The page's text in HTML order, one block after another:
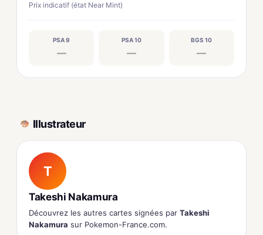
Prix indicatif (état Near Mint)
PSA 9
—
PSA 10
—
BGS 10
—
Illustrateur
T
Takeshi Nakamura
Découvrez les autres cartes signées par Takeshi
Nakamura sur Pokemon-France.com.